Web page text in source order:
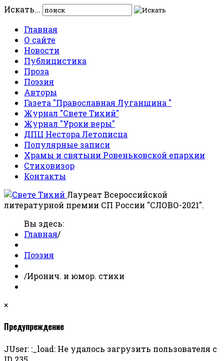
Искать...
Главная
О сайте
Новости
Публицистика
Проза
Поэзия
Авторы
Газета "Православная Луганщина "
Журнал "Свете Тихий"
Журнал "Уроки веры"
ДПЦ Нестора Летописца
Популярные записи
Храмы и святыни Ровеньковской епархии
Стиховизор
Контакты
Лауреат Всероссийской
литературной премии СП России "СЛОВО-2021".
Вы здесь:
Главная/
Поэзия
/Иронич. и юмор. стихи
×
Предупреждение
JUser: :_load: Не удалось загрузить пользователя с